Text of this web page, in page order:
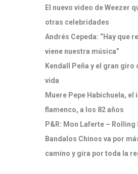
El nuevo video de Weezer
otras celebridades
Andrés Cepeda: “Hay que
viene nuestra música”
Kendall Peña y el gran
vida
Muere Pepe Habichuela,
flamenco, a los 82 años
P&R: Mon Laferte – Rolling
Bandalos Chinos va por
camino y gira por toda la